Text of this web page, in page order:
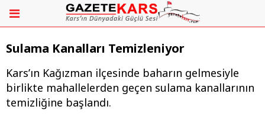
Sulama Kanalları Temizleniyor
Kars’ın Kağızman ilçesinde baharın gelmesiyle
birlikte mahallelerden geçen sulama kanallarının
temizliğine başlandı.